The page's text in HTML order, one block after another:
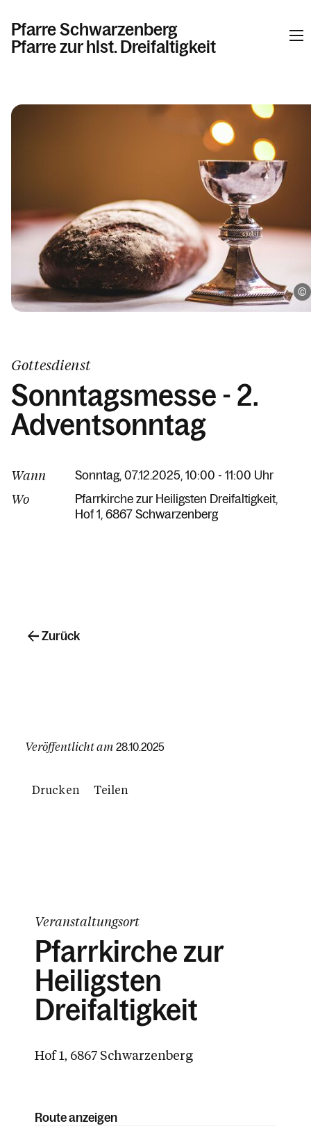
Pfarre Schwarzenberg
Pfarre zur hlst. Dreifaltigkeit
Personen
Kontakt
Gottesdienst
Sonntagsmesse - 2.
Adventsonntag
Wann Sonntag, 07.12.2025, 10:00 - 11:00 Uhr
Wo
Pfarrkirche zur Heiligsten Dreifaltigkeit
Hof 1 6867 Schwarzenberg
Veröffentlicht am 28.10.2025
Drucken Teilen
Zurück
Veranstaltungsort
Pfarrkirche zur
Heiligsten
Dreifaltigkeit
Hof 1, 6867 Schwarzenberg
Route anzeigen